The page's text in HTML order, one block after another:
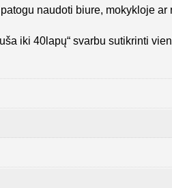
naudoti biure, mokykloje
iki 40lapų“ svarbu sutikrinti